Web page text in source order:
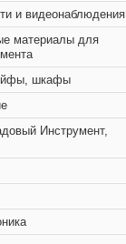
и видеонаблюдения
материалы для
шкафы
Инструмент,